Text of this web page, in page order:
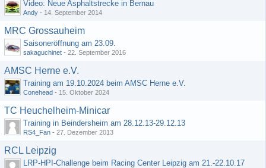
Video: Neue Asphaltstrecke in Bernau
Andy - 14. September 2014
MRC Grossauheim
Saisoneröffnung am 23.09.
sakaguchinet - 22. September 2016
AMSC Herne e.V.
Training am 19.10.2024 beim AMSC Herne e.V.
Conehead - 15. Oktober 2024
TC Heuchelheim-Minicar
Training in Beindersheim am 28.12.13-29.12.13
RS4_Fan - 27. Dezember 2013
RCL Leipzig
LRP-HPI-Challenge beim Racing Center Leipzig am 21.-22.10.17